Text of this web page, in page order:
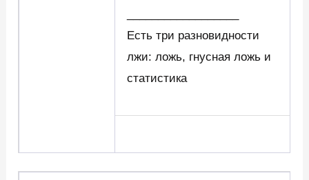
Есть три разновидности
лжи: ложь, гнусная ложь и
статистика